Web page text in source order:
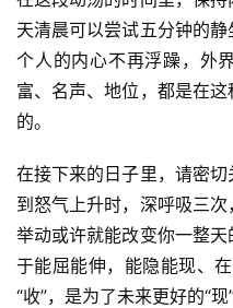
天清晨可以尝试五分钟的
个人的内心不再浮躁，外
富、名声、地位，都是在
的。
在接下来的日子里，请密
到怒气上升时，深呼吸三
举动或许就能改变你一整
于能屈能伸，能隐能现、
“收”，是为了未来更好的“现”